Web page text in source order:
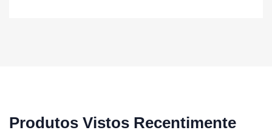
Produtos Vistos Recentimente